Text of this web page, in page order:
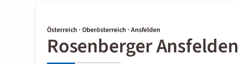
Österreich · Oberösterreich · Ansfelden
Rosenberger Ansfelden